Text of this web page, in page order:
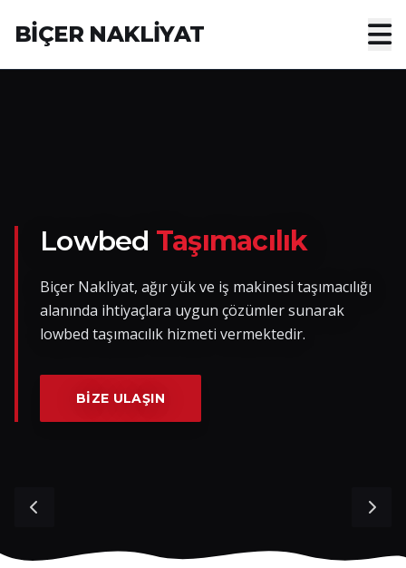
BİÇER NAKLİYAT
Nakliye Yük İlanları
İletişim
Lowbed Taşımacılık
Biçer Nakliyat, ağır yük ve iş makinesi taşımacılığı
alanında ihtiyaçlara uygun çözümler sunarak
lowbed taşımacılık hizmeti vermektedir.
BIZE ULAŞIN